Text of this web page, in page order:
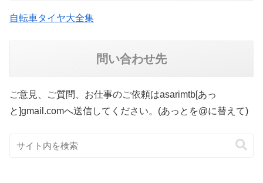
自転車タイヤ大全集
問い合わせ先
ご意見、ご質問、お仕事のご依頼はasarimtb[あっ
と]gmail.comへ送信してください。(あっとを@に替えて)